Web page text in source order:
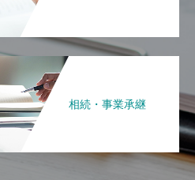
相続・事業承継